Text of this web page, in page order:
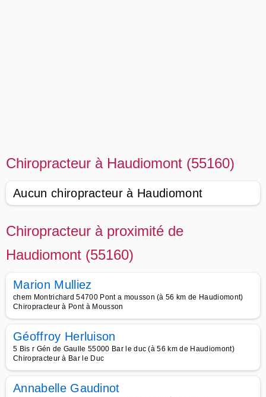
Chiropracteur à Haudiomont (55160)
Aucun chiropracteur à Haudiomont
Chiropracteur à proximité de
Haudiomont (55160)
Marion Mulliez
chem Montrichard 54700 Pont a mousson (à 56 km de Haudiomont)
Chiropracteur à Pont à Mousson
Géoffroy Herluison
5 Bis r Gén de Gaulle 55000 Bar le duc (à 56 km de Haudiomont)
Chiropracteur à Bar le Duc
Annabelle Gaudinot